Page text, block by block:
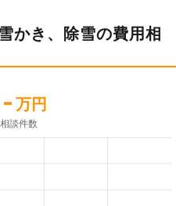
かき、除雪の費用相
- 万円